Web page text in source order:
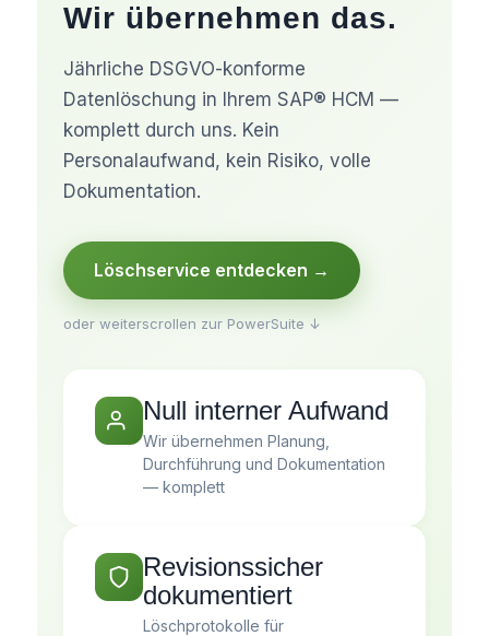
Wir übernehmen das.
Jährliche DSGVO-konforme
Datenlöschung in Ihrem SAP® HCM —
komplett durch uns. Kein
Personalaufwand, kein Risiko, volle
Dokumentation.
Löschservice entdecken →
oder weiterscrollen zur PowerSuite ↓
Null interner Aufwand
Wir übernehmen Planung,
Durchführung und Dokumentation
— komplett
Revisionssicher
dokumentiert
Löschprotokolle für